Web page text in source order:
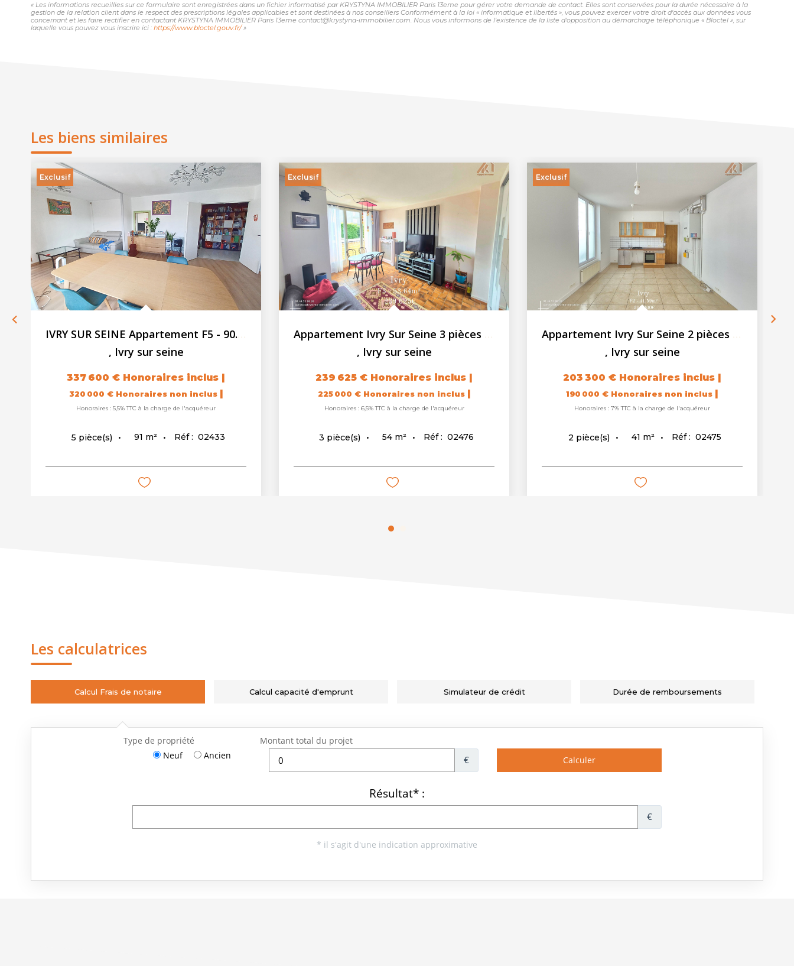
« Les informations recueillies sur ce formulaire sont enregistrées dans un fichier informatisé par KRYSTYNA IMMOBILIER Paris 13eme pour gérer votre demande de contact. Elles sont conservées pour la durée nécessaire à la
gestion de la relation client dans le respect des prescriptions légales applicables et sont destinées à nos conseillers Conformément à la loi « informatique et libertés », vous pouvez exercer votre droit d'accès aux données vous
concernant et les faire rectifier en contactant KRYSTYNA IMMOBILIER Paris 13eme contact@krystyna-immobilier.com. Nous vous informons de l'existence de la liste d'opposition au démarchage téléphonique « Bloctel », sur
laquelle vous pouvez vous inscrire ici : https://www.bloctel.gouv.fr/»
Les biens similaires
Exclusif
, Ivry sur seine
337 600 € Honoraires inclus |
320 000 € Honoraires non inclus |
Honoraires : 5,5% TTC à la charge de l'acquéreur
5 pièce(s) 91 m² Réf : 02433
Exclusif
, Ivry sur seine
239 625 € Honoraires inclus |
225 000 € Honoraires non inclus |
Honoraires : 6,5% TTC à la charge de l'acquéreur
3 pièce(s) 54 m² Réf : 02476
Exclusif
, Ivry sur seine
203 300 € Honoraires inclus |
190 000 € Honoraires non inclus |
Honoraires : 7% TTC à la charge de l'acquéreur
2 pièce(s) 41 m² Réf : 02475
Les calculatrices
Calcul Frais de notaire Calcul capacité d'emprunt Simulateur de crédit Durée de remboursements